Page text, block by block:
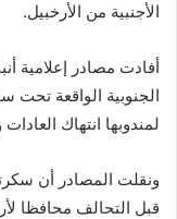
الأجنبية من الأرخبيل.
أفادت مصادر إعلامية
الجنوبية الواقعة
لمندوبها انتهاك العادات
ونقلت المصادر أن
قبل التحالف محافظا